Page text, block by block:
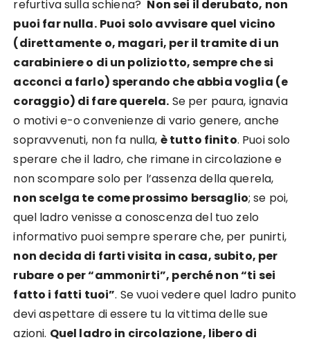
refurtiva sulla schiena? Non sei il derubato, non
puoi far nulla. Puoi solo avvisare quel vicino
(direttamente o, magari, per il tramite di un
carabiniere o di un poliziotto, sempre che si
acconci a farlo) sperando che abbia voglia (e
coraggio) di fare querela. Se per paura, ignavia
o motivi e-o convenienze di vario genere, anche
sopravvenuti, non fa nulla, è tutto finito. Puoi solo
sperare che il ladro, che rimane in circolazione e
non scompare solo per l’assenza della querela,
non scelga te come prossimo bersaglio; se poi,
quel ladro venisse a conoscenza del tuo zelo
informativo puoi sempre sperare che, per punirti,
non decida di farti visita in casa, subito, per
rubare o per “ammonirti”, perché non “ti sei
fatto i fatti tuoi”. Se vuoi vedere quel ladro punito
devi aspettare di essere tu la vittima delle sue
azioni. Quel ladro in circolazione, libero di